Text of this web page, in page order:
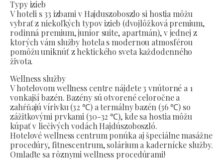
Typy izieb
V hoteli s 33 izbami v Hajduszoboszlo si hostia môžu
vybrať z niekoľkých typov izieb (dvojlôžková premium,
rodinná premium, junior suite, apartmán), v jednej z
ktorých vám služby hotela s modernou atmosférou
pomôžu uniknúť z hektického sveta každodenného
života.
Wellness služby
V hotelovom wellness centre nájdete 3 vnútorné a 1
vonkajší bazén. Bazény sú otvorené celoročne a
zahŕňajú vírivku (32 ℃) a termálny bazén (36 ℃) so
zážitkovými prvkami (30-32 ℃), kde sa hostia môžu
kúpať v liečivých vodách Hajdúszoboszló.
Hotelové wellness centrum ponúka aj špeciálne masážne
procedúry, fitnescentrum, solárium a kadernícke služby.
Omlaďte sa rôznymi wellness procedúrami!